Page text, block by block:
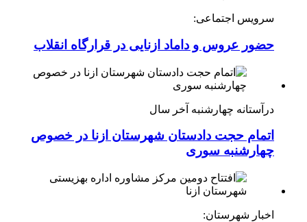
سرویس اجتماعی:
حضور عروس و داماد ازنایی در قرارگاه انقلاب
درآستانه چهارشنبه آخر سال
اتمام حجت دادستان شهرستان ازنا در خصوص
چهارشنبه ‌سوری
اخبار شهرستان: